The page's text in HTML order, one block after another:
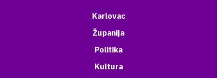
Karlovac
Županija
Politika
Kultura